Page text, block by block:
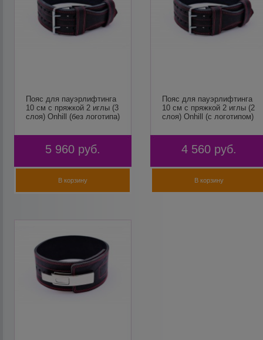
Пояс для пауэрлифтинга
10 см с пряжкой 2 иглы (3
слоя) Onhill (без логотипа)
5 960 руб.
В корзину
Пояс для пауэрлифтинга
10 см с пряжкой 2 иглы (2
слоя) Onhill (с логотипом)
4 560 руб.
В корзину